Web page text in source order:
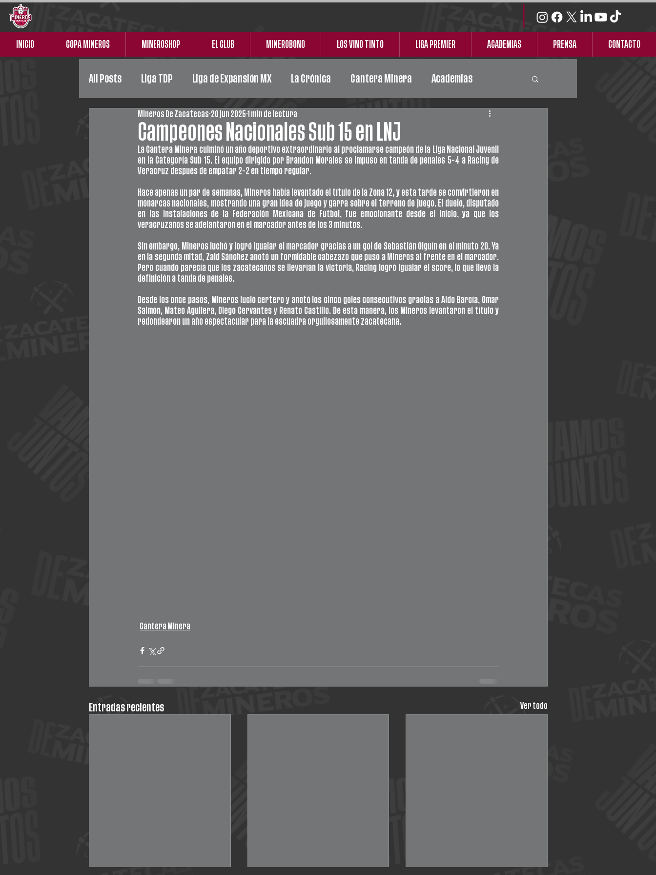
INICIO COPA MINEROS MINEROSHOP EL CLUB MINEROBONO LOS VINO TINTO LIGA PREMIER ACADEMIAS PRENSA CONTACTO
All Posts Liga TDP Liga de Expansión MX La Crónica Cantera Minera Academias
Liga Premier Femenil Acción Social Carta Responsiva
Campeones Nacionales Sub 15 en LNJ
Mineros De Zacatecas 20 jun 2025 1 min de lectura
La Cantera Minera culminó un año deportivo extraordinario al proclamarse campeón de la Liga Nacional Juvenil
en la Categoría Sub 15. El equipo dirigido por Brandon Morales se impuso en tanda de penales 5-4 a Racing de
Veracruz después de empatar 2-2 en tiempo regular.
Hace apenas un par de semanas, Mineros había levantado el título de la Zona 12, y esta tarde se convirtieron en
monarcas nacionales, mostrando una gran idea de juego y garra sobre el terreno de juego. El duelo, disputado
en las instalaciones de la Federación Mexicana de Fútbol, fue emocionante desde el inicio, ya que los
veracruzanos se adelantaron en el marcador antes de los 3 minutos.
Sin embargo, Mineros luchó y logró igualar el marcador gracias a un gol de Sebastián Olguín en el minuto 20. Ya
en la segunda mitad, Zaid Sánchez anotó un formidable cabezazo que puso a Mineros al frente en el marcador.
Pero cuando parecía que los zacatecanos se llevarían la victoria, Racing logró igualar el score, lo que llevó la
definición a tanda de penales.
Desde los once pasos, Mineros lució certero y anotó los cinco goles consecutivos gracias a Aldo García, Omar
Salmón, Mateo Aguilera, Diego Cervantes y Renato Castillo. De esta manera, los Mineros levantaron el título y
redondearon un año espectacular para la escuadra orgullosamente zacatecana.
Cantera Minera
Entradas recientes Ver todo